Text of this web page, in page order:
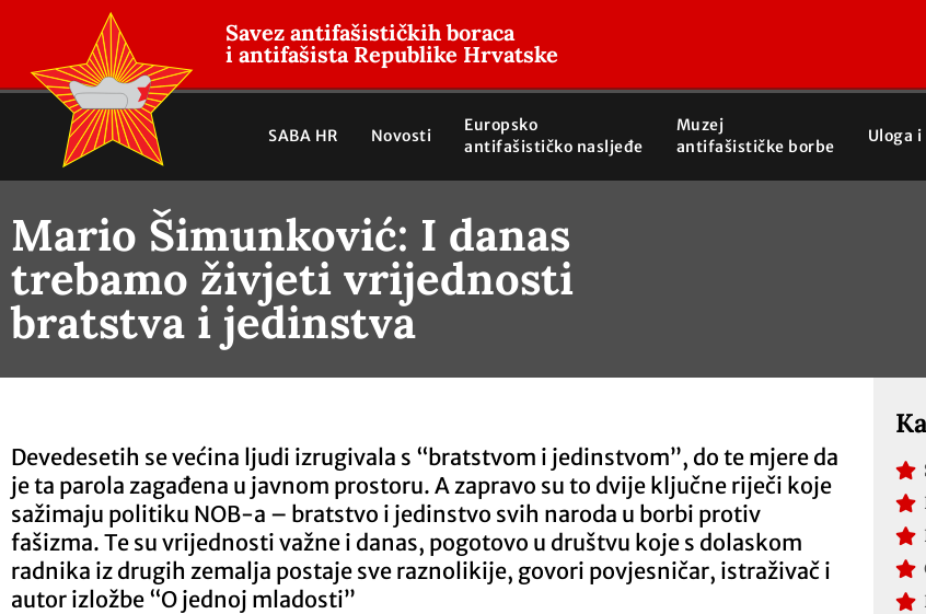
Savez antifašističkih boraca
i antifašista Republike Hrvatske
SABA HR Novosti
Europsko
antifašističko nasljeđe
Muzej
antifašističke borbe
Uloga
Mario Šimunković: I danas
trebamo živjeti vrijednosti
bratstva i jedinstva
Devedesetih se većina ljudi izrugivala s “bratstvom i jedinstvom”, do te mjere da
je ta parola zagađena u javnom prostoru. A zapravo su to dvije ključne riječi koje
sažimaju politiku NOB-a – bratstvo i jedinstvo svih naroda u borbi protiv
fašizma. Te su vrijednosti važne i danas, pogotovo u društvu koje s dolaskom
radnika iz drugih zemalja postaje sve raznolikije, govori povjesničar, istraživač i
autor izložbe “O jednoj mladosti”